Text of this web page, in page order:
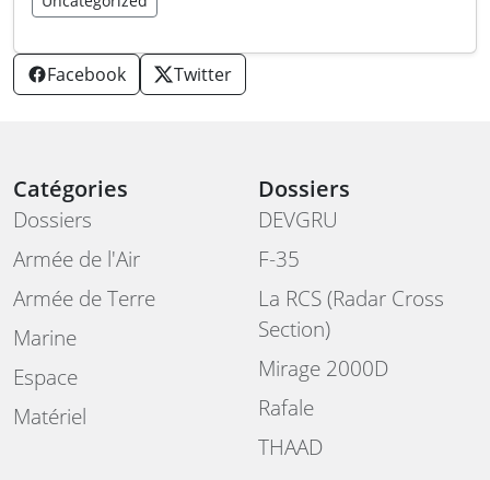
Facebook Twitter
Catégories
Dossiers
Armée de l'Air
Armée de Terre
Marine
Espace
Matériel
Dossiers
DEVGRU
F-35
La RCS (Radar Cross
Section)
Mirage 2000D
Rafale
THAAD